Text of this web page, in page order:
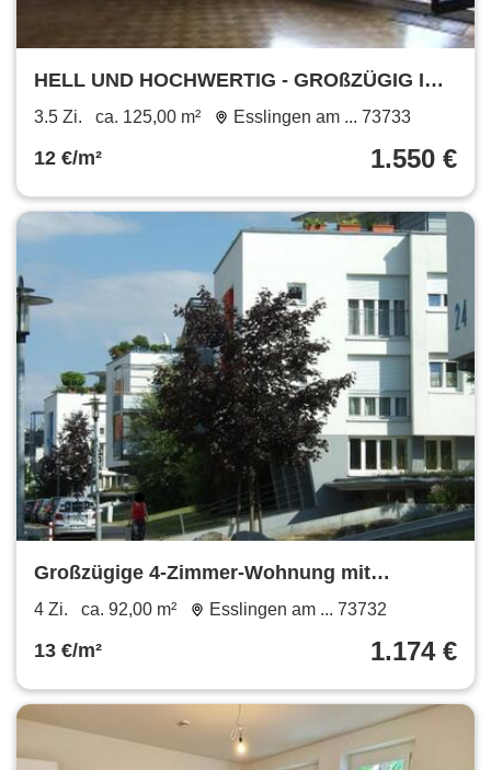
HELL UND HOCHWERTIG - GROßZÜGIG IN
ESSLINGEN
3.5 Zi. ca. 125,00 m² Esslingen am ... 73733
12 €/m² 1.550 €
Großzügige 4-Zimmer-Wohnung mit
Terrasse!
4 Zi. ca. 92,00 m² Esslingen am ... 73732
13 €/m² 1.174 €